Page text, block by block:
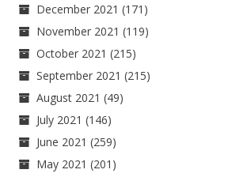
December 2021 (171)
November 2021 (119)
October 2021 (215)
September 2021 (215)
August 2021 (49)
July 2021 (146)
June 2021 (259)
May 2021 (201)